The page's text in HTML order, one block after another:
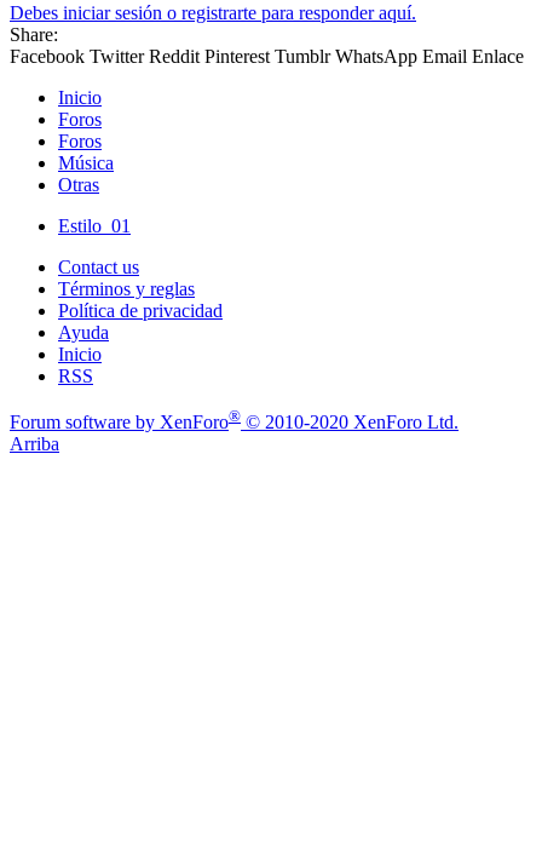
Debes iniciar sesión o registrarte para responder aquí.
Share:
Facebook Twitter Reddit Pinterest Tumblr WhatsApp Email Enlace
Inicio
Foros
Foros
Música
Otras
Estilo_01
Contact us
Términos y reglas
Política de privacidad
Ayuda
Inicio
RSS
Forum software by XenForo® © 2010-2020 XenForo Ltd.
Arriba